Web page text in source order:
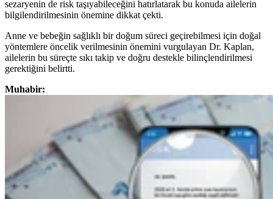
sezaryenin de risk taşıyabileceğini hatırlatarak bu konuda ailelerin
bilgilendirilmesinin önemine dikkat çekti.
Anne ve bebeğin sağlıklı bir doğum süreci geçirebilmesi için doğal
yöntemlere öncelik verilmesinin önemini vurgulayan Dr. Kaplan,
ailelerin bu süreçte sıkı takip ve doğru destekle bilinçlendirilmesi
gerektiğini belirtti.
Muhabir: